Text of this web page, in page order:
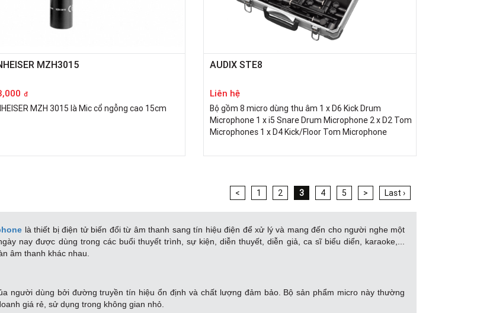
MZH3015
đ
MZH 3015 là Mic cổ ngỗng cao 15cm
AUDIX STE8
Liên hệ
Bộ gồm 8 micro dùng thu âm 1 x D6 Kick Drum
Microphone 1 x i5 Snare Drum Microphone 2 x D2 Tom
Microphones 1 x D4 Kick/Floor Tom Microphone
< 1 2 3 4 5 > Last ›
là thiết bị điện tử biến đổi từ âm thanh sang tín hiệu điện để xử lý và mang đến cho người nghe một
nay được dùng trong các buổi thuyết trình, sự kiện, diễn thuyết, diễn giả, ca sĩ biểu diển, karaoke,...
âm thanh khác nhau.
người dùng bởi đường truyền tín hiệu ổn định và chất lượng đảm bảo. Bộ sản phẩm micro này thường
giá rẻ, sử dụng trong không gian nhỏ.